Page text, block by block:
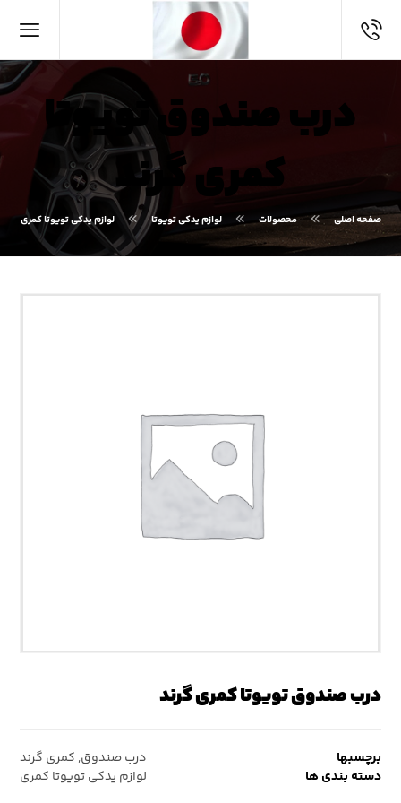
درب صندوق تویوتا
کمری گرند
صفحه اصلی محصولات لوازم یدکی تویوتا لوازم یدکی تویوتا کمری
درب صندوق تویوتا کمری گرند
برچسبها درب صندوق, کمری گرند
دسته بندی ها
لوازم یدکی تویوتا کمری